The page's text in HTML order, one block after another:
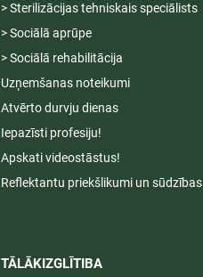
> Sterilizācijas tehniskais speciālists
> Sociālā aprūpe
> Sociālā rehabilitācija
Uzņemšanas noteikumi
Atvērto durvju dienas
Iepazīsti profesiju!
Apskati videostāstus!
Reflektantu priekšlikumi un sūdzības
TĀLĀKIZGLĪTIBA